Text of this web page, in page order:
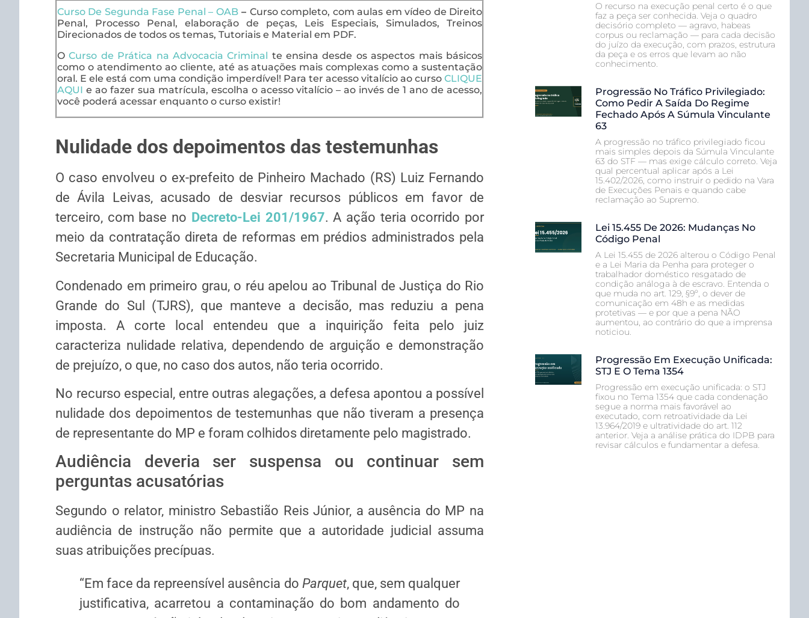
Curso De Segunda Fase Penal – OAB– Curso completo, com aulas em vídeo de Direito
Penal, Processo Penal, elaboração de peças, Leis Especiais, Simulados, Treinos
Direcionados de todos os temas, Tutoriais e Material em PDF.
OCurso de Prática na Advocacia Criminal te ensina desde os aspectos mais básicos
como o atendimento ao cliente, até as atuações mais complexas como a sustentação
oral. E ele está com uma condição imperdível! Para ter acesso vitalício ao curso CLIQUE
AQUI e ao fazer sua matrícula, escolha o acesso vitalício – ao invés de 1 ano de acesso,
você poderá acessar enquanto o curso existir!
Nulidade dos depoimentos das testemunhas
O caso envolveu o ex-prefeito de Pinheiro Machado (RS) Luiz Fernando
de Ávila Leivas, acusado de desviar recursos públicos em favor de
terceiro, com base no Decreto-Lei 201/1967. A ação teria ocorrido por
meio da contratação direta de reformas em prédios administrados pela
Secretaria Municipal de Educação.
Condenado em primeiro grau, o réu apelou ao Tribunal de Justiça do Rio
Grande do Sul (TJRS), que manteve a decisão, mas reduziu a pena
imposta. A corte local entendeu que a inquirição feita pelo juiz
caracteriza nulidade relativa, dependendo de arguição e demonstração
de prejuízo, o que, no caso dos autos, não teria ocorrido.
No recurso especial , entre outras alegações, a defesa apontou a possível
nulidade dos depoimentos de testemunhas que não tiveram a presença
de representante do MP e foram colhidos diretamente pelo magistrado.
Audiência deveria ser suspensa ou continuar sem
perguntas acusatórias
Segundo o relator, ministro Sebastião Reis Júnior, a ausência do MP na
audiência de instrução não permite que a autoridade judicial assuma
suas atribuições precípuas.
“Em face da repreensível ausência do Parquet, que, sem qualquer
justificativa, acarretou a contaminação do bom andamento do
O recurso na execução penal certo é o que
faz a peça ser conhecida. Veja o quadro
decisório completo — agravo, habeas
corpus ou reclamação — para cada decisão
do juízo da execução, com prazos, estrutura
da peça e os erros que levam ao não
conhecimento.
Progressão No Tráfico Privilegiado:
Como Pedir A Saída Do Regime
Fechado Após A Súmula Vinculante
63
A progressão no tráfico privilegiado ficou
mais simples depois da Súmula Vinculante
63 do STF — mas exige cálculo correto. Veja
qual percentual aplicar após a Lei
15.402/2026, como instruir o pedido na Vara
de Execuções Penais e quando cabe
reclamação ao Supremo.
Lei 15.455 De 2026: Mudanças No
Código Penal
A Lei 15.455 de 2026 alterou o Código Penal
e a Lei Maria da Penha para proteger o
trabalhador doméstico resgatado de
condição análoga à de escravo. Entenda o
que muda no art. 129, §9º, o dever de
comunicação em 48h e as medidas
protetivas — e por que a pena NÃO
aumentou, ao contrário do que a imprensa
noticiou.
Progressão Em Execução Unificada:
STJ E O Tema 1354
Progressão em execução unificada: o STJ
fixou no Tema 1354 que cada condenação
segue a norma mais favorável ao
executado, com retroatividade da Lei
13.964/2019 e ultratividade do art. 112
anterior. Veja a análise prática do IDPB para
revisar cálculos e fundamentar a defesa.